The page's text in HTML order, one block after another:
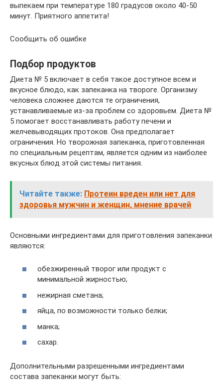
выпекаем при температуре 180 градусов около 40-50
минут. Приятного аппетита!
Сообщить об ошибке
Подбор продуктов
Диета № 5 включает в себя такое доступное всем и
вкусное блюдо, как запеканка на твороге. Организму
человека сложнее даются те ограничения,
устанавливаемые из-за проблем со здоровьем. Диета №
5 помогает восстанавливать работу печени и
желчевыводящих протоков. Она предполагает
ограничения. Но творожная запеканка, приготовленная
по специальным рецептам, является одним из наиболее
вкусных блюд этой системы питания.
Читайте также: Протеин вреден или нет для
здоровья мужчин и женщин, мнение врачей
Основными ингредиентами для приготовления запеканки
являются:
обезжиренный творог или продукт с
минимальной жирностью;
нежирная сметана;
яйца, по возможности только белки;
манка;
сахар.
Дополнительными разрешенными ингредиентами
состава запеканки могут быть: